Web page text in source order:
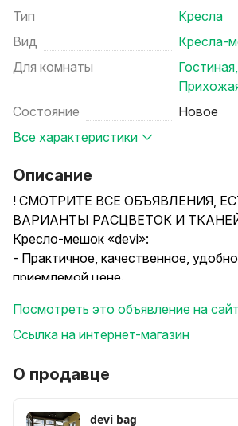
Тип
Кресла
Вид
Кресла-
Для комнаты
Гостиная,
Состояние
Новое
Все характеристики
Описание
! СМОТРИТЕ ВСЕ ОБЪЯВЛЕНИЯ,
ВАРИАНТЫ РАСЦВЕТОК И
Кресло-мешок «devi»:
- Практичное, качественное,
приемлемой цене.
маленьких шариков пенопласта
4мм).
- Кресла всегда в наличии для Вас,
- Можно пользоваться дома и на
Посмотреть это объявление на
Ссылка на интернет-магазин
О продавце
devi bag